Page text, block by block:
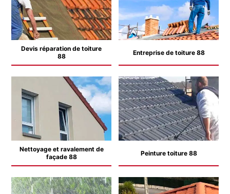
Devis réparation de toiture
88
Entreprise de toiture 88
Nettoyage et ravalement de
façade 88
Peinture toiture 88